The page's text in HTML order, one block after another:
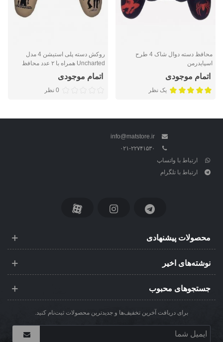
محافظ دسته دوال شاک 4 طرح
اسپایدرمن
اتمام موجودی
یک نظر
روکش دسته پلی استیشن 4 مدل
Uncharted همراه با ۲ عدد محافظ
آنالوگ
اتمام موجودی
0 نظر
info@matstore.ir
۰۲۱-۲۲۷۴۱۵۳۰
ارتباط با واتساپ
ارتباط با تلگرام
محصولات پیشنهادی
نوشته‌های اخیر
جستجوهای محبوب
برای دریافت آخرین تخفیف‌ها و جدیدترین محصولات ثبت‌نام کنید.